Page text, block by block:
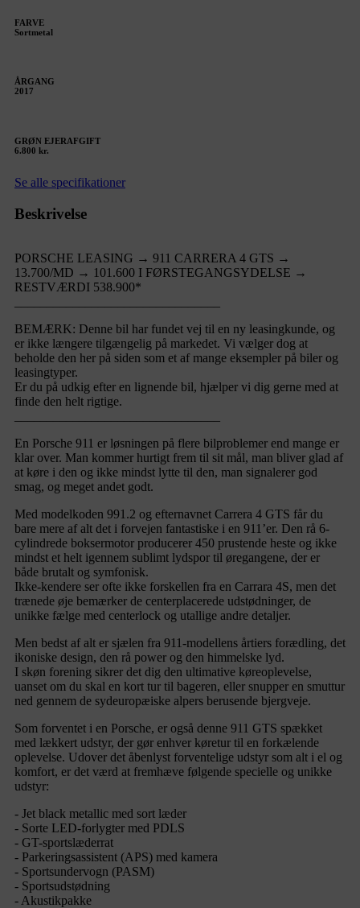
FARVE
Sortmetal
ÅRGANG
2017
GRØN EJERAFGIFT
6.800 kr.
Se alle specifikationer
Beskrivelse
PORSCHE LEASING → 911 CARRERA 4 GTS →
13.700/MD → 101.600 I FØRSTEGANGSYDELSE →
RESTVÆRDI 538.900*
BEMÆRK: Denne bil har fundet vej til en ny leasingkunde, og
er ikke længere tilgængelig på markedet. Vi vælger dog at
beholde den her på siden som et af mange eksempler på biler og
leasingtyper.
Er du på udkig efter en lignende bil, hjælper vi dig gerne med at
finde den helt rigtige.
En Porsche 911 er løsningen på flere bilproblemer end mange er
klar over. Man kommer hurtigt frem til sit mål, man bliver glad af
at køre i den og ikke mindst lytte til den, man signalerer god
smag, og meget andet godt.
Med modelkoden 991.2 og efternavnet Carrera 4 GTS får du
bare mere af alt det i forvejen fantastiske i en 911’er. Den rå 6-
cylindrede boksermotor producerer 450 prustende heste og ikke
mindst et helt igennem sublimt lydspor til øregangene, der er
både brutalt og symfonisk.
Ikke-kendere ser ofte ikke forskellen fra en Carrara 4S, men det
trænede øje bemærker de centerplacerede udstødninger, de
unikke fælge med centerlock og utallige andre detaljer.
Men bedst af alt er sjælen fra 911-modellens årtiers forædling, det
ikoniske design, den rå power og den himmelske lyd.
I skøn forening sikrer det dig den ultimative køreoplevelse,
uanset om du skal en kort tur til bageren, eller snupper en smuttur
ned gennem de sydeuropæiske alpers berusende bjergveje.
Som forventet i en Porsche, er også denne 911 GTS spækket
med lækkert udstyr, der gør enhver køretur til en forkælende
oplevelse. Udover det åbenlyst forventelige udstyr som alt i el og
komfort, er det værd at fremhæve følgende specielle og unikke
udstyr:
- Jet black metallic med sort læder
- Sorte LED-forlygter med PDLS
- GT-sportslæderrat
- Parkeringsassistent (APS) med kamera
- Sportsundervogn (PASM)
- Sportsudstødning
- Akustikpakke